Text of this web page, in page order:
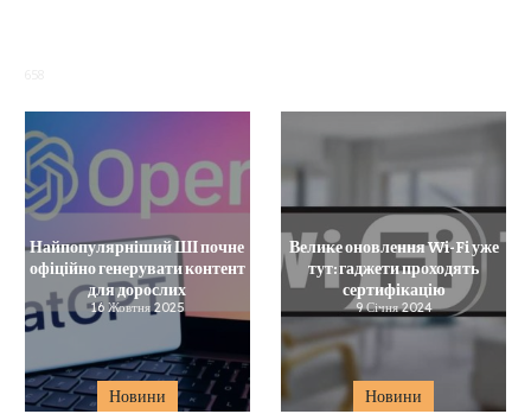
Новини
Найпопулярніший ШІ почне
офіційно генерувати контент
для дорослих
16 Жовтня 2025
Новини
Велике оновлення Wi-Fi уже
тут: гаджети проходять
сертифікацію
9 Січня 2024